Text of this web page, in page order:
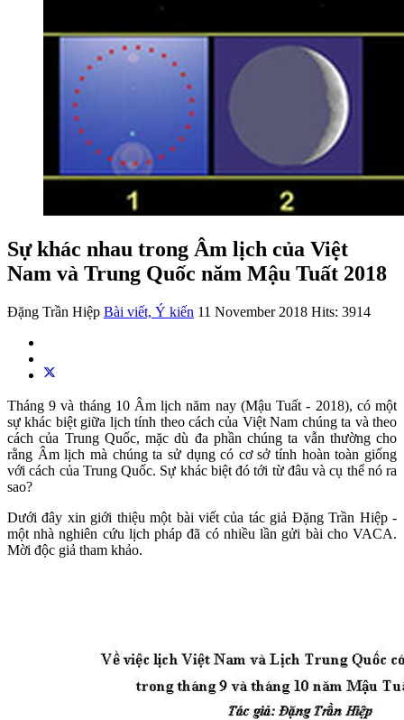
Sự khác nhau trong Âm lịch của Việt
Nam và Trung Quốc năm Mậu Tuất 2018
Đặng Trần Hiệp Bài viết, Ý kiến 11 November 2018 Hits: 3914
Tháng 9 và tháng 10 Âm lịch năm nay (Mậu Tuất - 2018), có một
sự khác biệt giữa lịch tính theo cách của Việt Nam chúng ta và theo
cách của Trung Quốc, mặc dù đa phần chúng ta vẫn thường cho
rằng Âm lịch mà chúng ta sử dụng có cơ sở tính hoàn toàn giống
với cách của Trung Quốc. Sự khác biệt đó tới từ đâu và cụ thể nó ra
sao?
Dưới đây xin giới thiệu một bài viết của tác giả Đặng Trần Hiệp -
một nhà nghiên cứu lịch pháp đã có nhiều lần gửi bài cho VACA.
Mời độc giả tham khảo.